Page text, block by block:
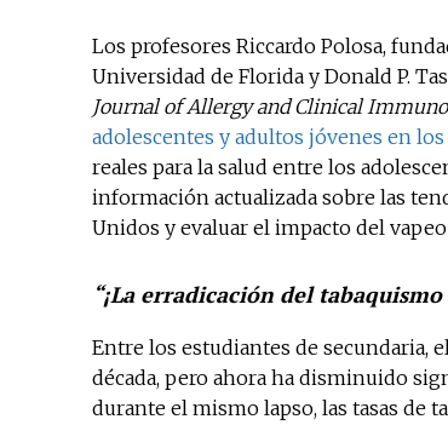
Los profesores Riccardo Polosa,
Universidad de Florida y Donald P.
Journal of Allergy and Clinical
adolescentes y adultos jóvenes en los
reales para la salud entre los
información actualizada sobre las
Unidos y evaluar el impacto del
“¡La erradicación del
Entre los estudiantes de secundaria,
década, pero ahora ha disminuido
durante el mismo lapso, las tasas de